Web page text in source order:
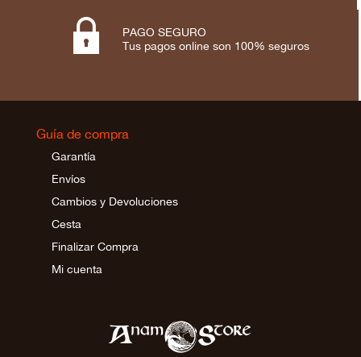

PAGO SEGURO
Tus pagos online son 100% seguros
Guía de compra
Garantía
Envíos
Cambios y Devoluciones
Cesta
Finalizar Compra
Mi cuenta